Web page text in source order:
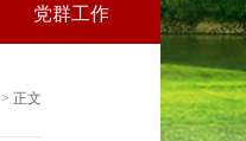
党群工作
> 正文